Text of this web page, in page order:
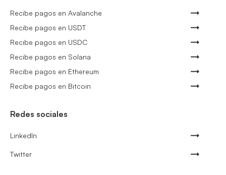
Recibe pagos en Avalanche
Recibe pagos en USDT
Recibe pagos en USDC
Recibe pagos en Solana
Recibe pagos en Ethereum
Recibe pagos en Bitcoin
Redes sociales
LinkedIn
Twitter